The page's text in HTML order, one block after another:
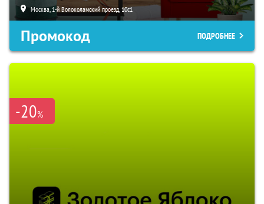
Москва, 1-й Волоколамский проезд, 10с1
Промокод ПОДРОБНЕЕ
-20%